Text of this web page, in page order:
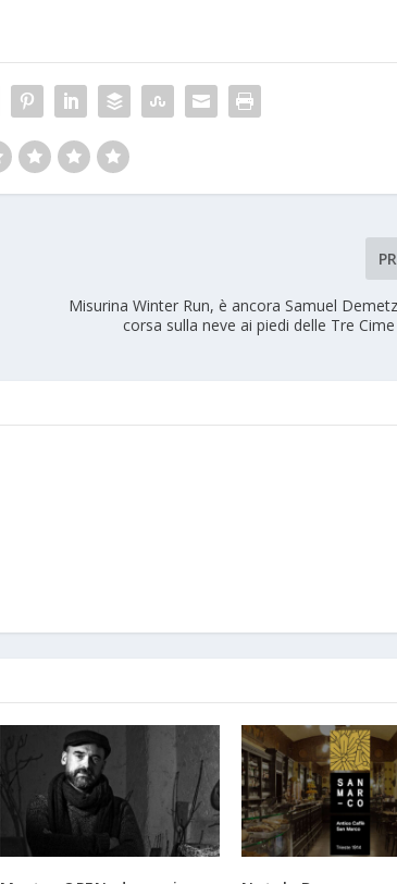
Misurina Winter Run, è ancora Samuel
corsa sulla neve ai piedi delle Tre